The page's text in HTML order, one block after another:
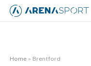
Home » Brentford